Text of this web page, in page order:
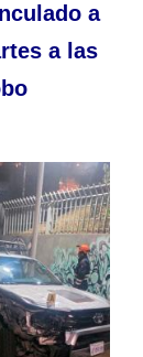
a
a las